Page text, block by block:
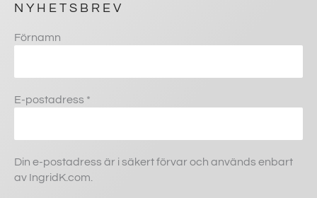
NYHETSBREV
Förnamn
E-postadress *
Din e-postadress är i säkert förvar och används enbart
av IngridK.com.